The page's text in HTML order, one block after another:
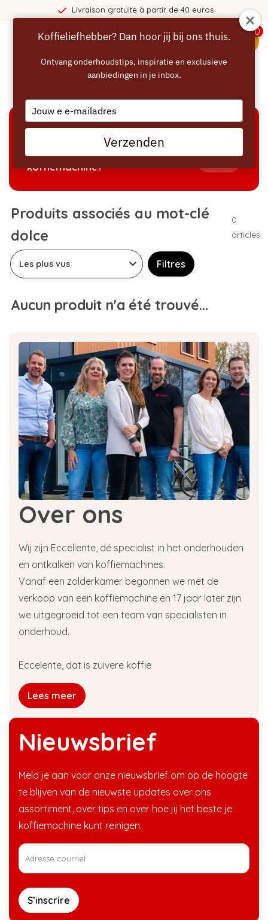
Livraison gratuite à partir de 40 euros
0
Welke producten passen bij mijn
koffiemachine?
Produits associés au mot-clé
dolce
0
articles
Filtres
Aucun produit n'a été trouvé...
Nieuwsbrief
Meld je aan voor onze nieuwsbrief om op de hoogte
te blijven van de nieuwste updates over ons
assortiment, over tips en over hoe jij het beste je
koffiemachine kunt reinigen.
S’inscrire
Over ons
Wij zijn Eccellente, dé specialist in het onderhouden
en ontkalken van koffiemachines.
Vanaf een zolderkamer begonnen we met de
verkoop van een koffiemachine en 17 jaar later zijn
we uitgegroeid tot een team van specialisten in
onderhoud.
Eccelente, dat is zuivere koffie
Lees meer
Koffieliefhebber? Dan hoor jij bij ons thuis.
Ontvang onderhoudstips, inspiratie en exclusieve
aanbiedingen in je inbox.
Type
your
email
Verzenden